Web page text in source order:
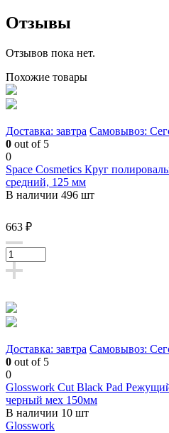
Отзывы
Отзывов пока нет.
Похожие товары
Доставка: завтра Самовывоз:
0 out of 5
0
Space Cosmetics Круг
средний, 125 мм
В наличии 496 шт
663 ₽
Доставка: завтра Самовывоз:
0 out of 5
0
Glosswork Cut Black Pad
черный мех 150мм
В наличии 10 шт
Glosswork